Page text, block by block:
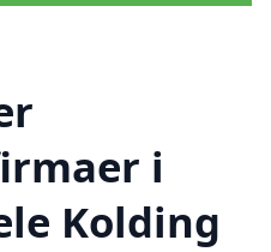
i
Kolding